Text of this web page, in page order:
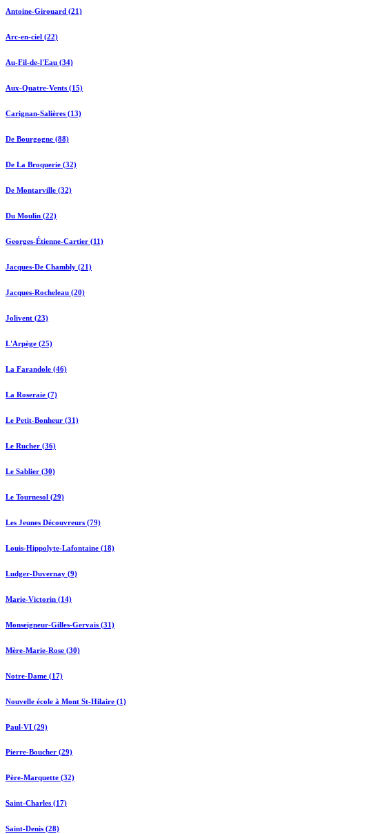
Antoine-Girouard (21)
Arc-en-ciel (22)
Au-Fil-de-l'Eau (34)
Aux-Quatre-Vents (15)
Carignan-Salières (13)
De Bourgogne (88)
De La Broquerie (32)
De Montarville (32)
Du Moulin (22)
Georges-Étienne-Cartier (11)
Jacques-De Chambly (21)
Jacques-Rocheleau (20)
Jolivent (23)
L'Arpège (25)
La Farandole (46)
La Roseraie (7)
Le Petit-Bonheur (31)
Le Rucher (36)
Le Sablier (30)
Le Tournesol (29)
Les Jeunes Découvreurs (79)
Louis-Hippolyte-Lafontaine (18)
Ludger-Duvernay (9)
Marie-Victorin (14)
Monseigneur-Gilles-Gervais (31)
Mère-Marie-Rose (30)
Notre-Dame (17)
Nouvelle école à Mont St-Hilaire (1)
Paul-VI (29)
Pierre-Boucher (29)
Père-Marquette (32)
Saint-Charles (17)
Saint-Denis (28)